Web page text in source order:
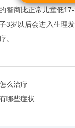
智商比正常儿童低
3岁以后会进入生理
。
么治疗
哪些症状